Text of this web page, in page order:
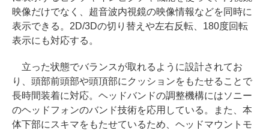
映像だけでなく、超音波内視鏡の映像情報などを同時に
表示できる。2D/3Dの切り替えや左右反転、180度回転
表示にも対応する。
立った状態でバランスが取れるように設計されてお
り、頭部前頭部や頭頂部にクッションをもたせることで
長時間装着に対応。ヘッドバンドの調整機構にはソニー
のヘッドフォンのバンド技術を応用している。また、本
体下部にスキマをもたせているため、ヘッドマウントモ